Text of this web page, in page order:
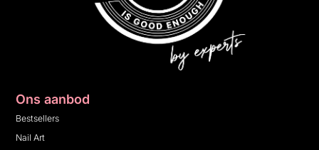
Ons aanbod
Bestsellers
Nail Art